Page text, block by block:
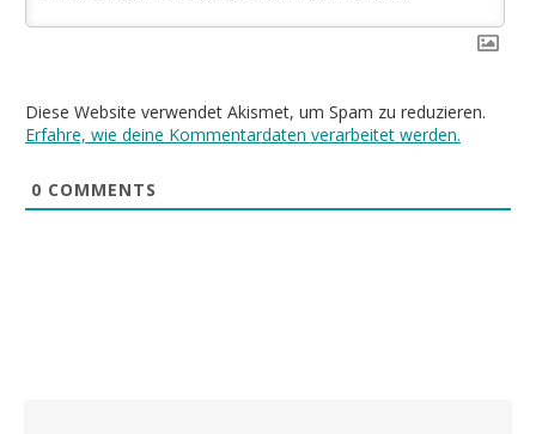
Diese Website verwendet Akismet, um Spam zu reduzieren.
Erfahre, wie deine Kommentardaten verarbeitet werden.
0 COMMENTS